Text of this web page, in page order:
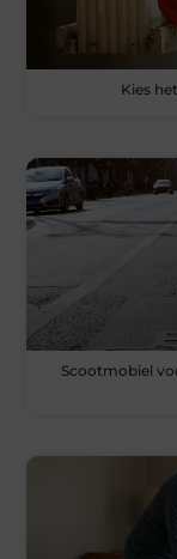
Kies
Scootmobiel